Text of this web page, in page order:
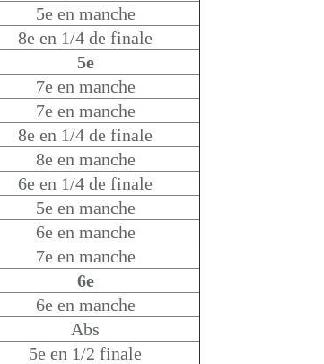
5e en manche
8e en 1/4 de finale
5e
7e en manche
7e en manche
8e en 1/4 de finale
8e en manche
6e en 1/4 de finale
5e en manche
6e en manche
7e en manche
6e
6e en manche
Abs
5e en 1/2 finale